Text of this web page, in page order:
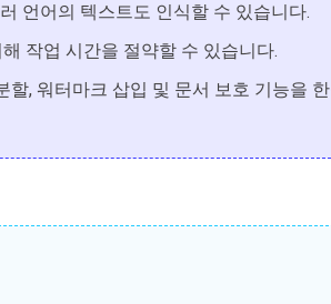
언어의 텍스트도 인식할 수 있습니다.
작업 시간을 절약할 수 있습니다.
할, 워터마크 삽입 및 문서 보호 기능을